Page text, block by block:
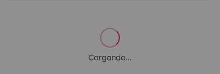
Cargando...